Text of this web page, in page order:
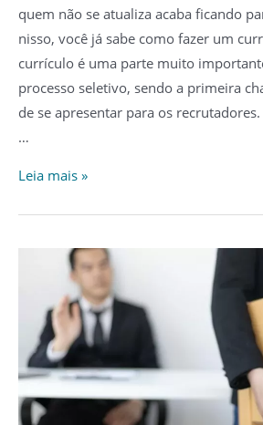
quem não se atualiza acaba ficando
nisso, você já sabe como fazer um
currículo é uma parte muito
processo seletivo, sendo a primeira
de se apresentar para os
…
Como
Currículo
Moderno
Impressionante
Leia mais »